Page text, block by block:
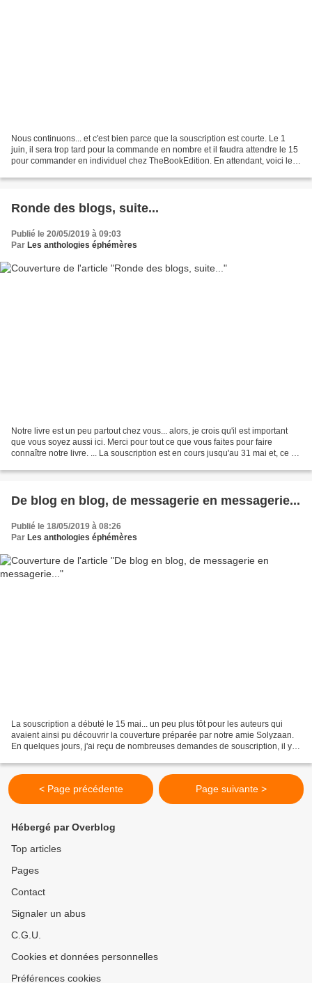
Nous continuons... et c'est bien parce que la souscription est courte. Le 1
juin, il sera trop tard pour la commande en nombre et il faudra attendre le 15
pour commander en individuel chez TheBookEdition. En attendant, voici les
Ronde des blogs, suite...
Publié le 20/05/2019 à 09:03
Par Les anthologies éphémères
Notre livre est un peu partout chez vous... alors, je crois qu'il est important
que vous soyez aussi ici. Merci pour tout ce que vous faites pour faire
connaître notre livre. ... La souscription est en cours jusqu'au 31 mai et, ce 20
De blog en blog, de messagerie en messagerie...
Publié le 18/05/2019 à 08:26
Par Les anthologies éphémères
La souscription a débuté le 15 mai... un peu plus tôt pour les auteurs qui
avaient ainsi pu découvrir la couverture préparée par notre amie Solyzaan.
En quelques jours, j'ai reçu de nombreuses demandes de souscription, il y
< Page précédente Page suivante >
Hébergé par Overblog
Top articles
Pages
Contact
Signaler un abus
C.G.U.
Cookies et données personnelles
Préférences cookies